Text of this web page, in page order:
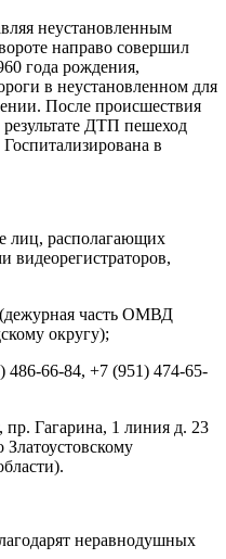
неустановленным
направо совершил
года рождения,
в неустановленном для
После происшествия
ДТП пешеход
в
лиц, располагающих
(дежурная часть ОМВД
округу);
66-84, +7 (951) 474-65-
пр. Гагарина, 1 линия д. 23
неравнодушных